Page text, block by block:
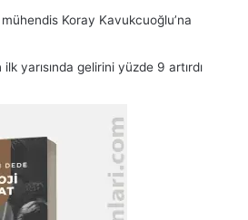
Koray Kavukcuoğlu’na
yarısında gelirini yüzde 9 artırdı